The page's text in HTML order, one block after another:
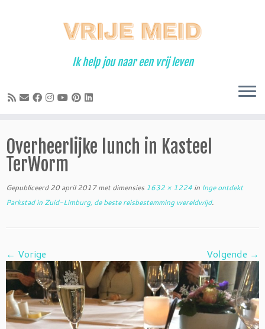
Ik help jou naar een vrij leven
Overheerlijke lunch in Kasteel
TerWorm
Gepubliceerd 20 april 2017met dimensies 1632 × 1224 in Inge ontdekt
Parkstad in Zuid-Limburg, de beste reisbestemming wereldwijd.
← Vorige Volgende →